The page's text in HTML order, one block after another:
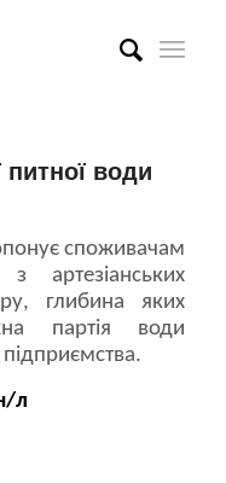
води
споживачам
артезіанських
глибина яких
партія води
л